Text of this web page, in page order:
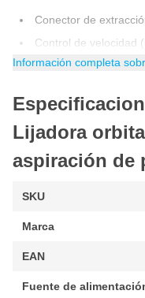
Conector de
Control de velocidad
Conexión para
La RUPES RS21A tiene
en www.rupes.nl.
Información completa
Lijadora
aspiración de
SKU
Marca
EAN
Fuente de